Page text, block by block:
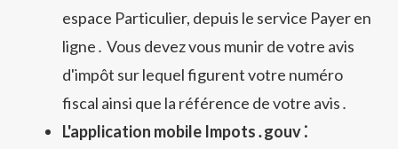
espace Particulier, depuis le service Payer en
ligne․ Vous devez vous munir de votre avis
d'impôt sur lequel figurent votre numéro
fiscal ainsi que la référence de votre avis․
L'application mobile Impots․gouv ⁚